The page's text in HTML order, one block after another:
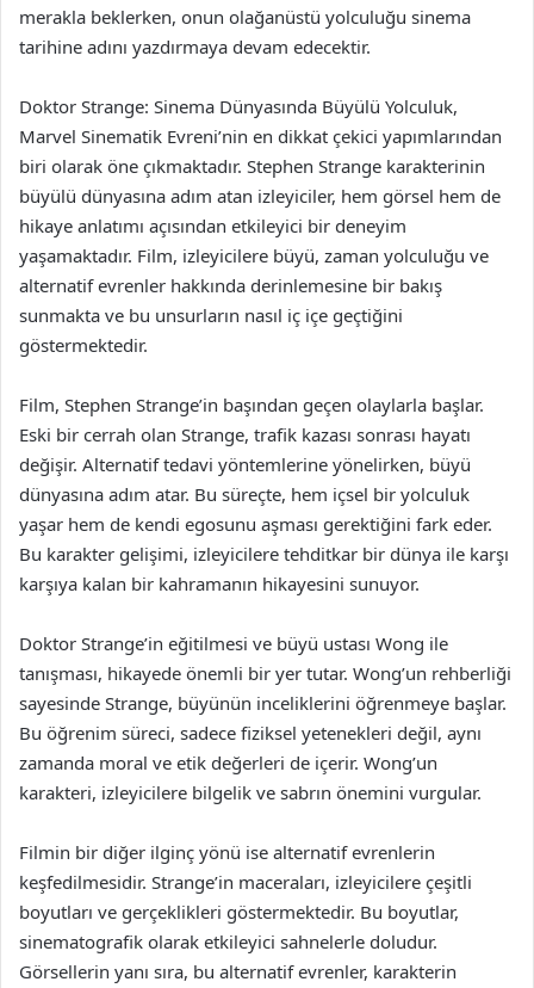
merakla beklerken, onun olağanüstü yolculuğu sinema
tarihine adını yazdırmaya devam edecektir.
Doktor Strange: Sinema Dünyasında Büyülü Yolculuk,
Marvel Sinematik Evreni’nin en dikkat çekici yapımlarından
biri olarak öne çıkmaktadır. Stephen Strange karakterinin
büyülü dünyasına adım atan izleyiciler, hem görsel hem de
hikaye anlatımı açısından etkileyici bir deneyim
yaşamaktadır. Film, izleyicilere büyü, zaman yolculuğu ve
alternatif evrenler hakkında derinlemesine bir bakış
sunmakta ve bu unsurların nasıl iç içe geçtiğini
göstermektedir.
Film, Stephen Strange’in başından geçen olaylarla başlar.
Eski bir cerrah olan Strange, trafik kazası sonrası hayatı
değişir. Alternatif tedavi yöntemlerine yönelirken, büyü
dünyasına adım atar. Bu süreçte, hem içsel bir yolculuk
yaşar hem de kendi egosunu aşması gerektiğini fark eder.
Bu karakter gelişimi, izleyicilere tehditkar bir dünya ile karşı
karşıya kalan bir kahramanın hikayesini sunuyor.
Doktor Strange’in eğitilmesi ve büyü ustası Wong ile
tanışması, hikayede önemli bir yer tutar. Wong’un rehberliği
sayesinde Strange, büyünün inceliklerini öğrenmeye başlar.
Bu öğrenim süreci, sadece fiziksel yetenekleri değil, aynı
zamanda moral ve etik değerleri de içerir. Wong’un
karakteri, izleyicilere bilgelik ve sabrın önemini vurgular.
Filmin bir diğer ilginç yönü ise alternatif evrenlerin
keşfedilmesidir. Strange’in maceraları, izleyicilere çeşitli
boyutları ve gerçeklikleri göstermektedir. Bu boyutlar,
sinematografik olarak etkileyici sahnelerle doludur.
Görsellerin yanı sıra, bu alternatif evrenler, karakterin